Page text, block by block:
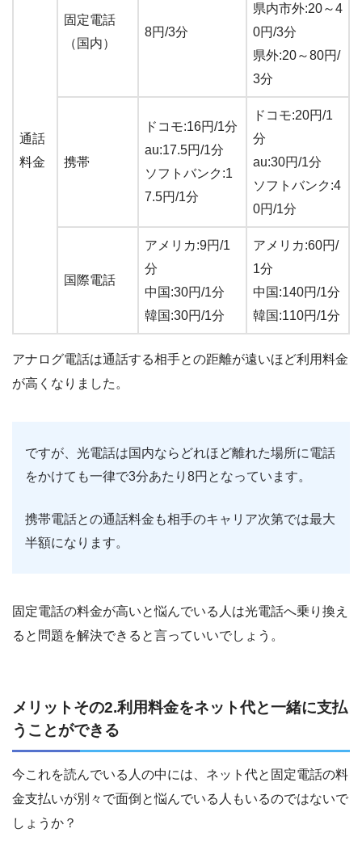
通話
料金
固定電話
（国内）
8円/3分
県内市外:20～4
0円/3分
県外:20～80円/
3分
携帯
ドコモ:16円/1分
au:17.5円/1分
ソフトバンク:1
7.5円/1分
ドコモ:20円/1
分
au:30円/1分
ソフトバンク:4
0円/1分
国際電話
アメリカ:9円/1
分
中国:30円/1分
韓国:30円/1分
アメリカ:60円/
1分
中国:140円/1分
韓国:110円/1分
アナログ電話は通話する相手との距離が遠いほど利用料金
が高くなりました。
ですが、光電話は国内ならどれほど離れた場所に電話
をかけても一律で3分あたり8円となっています。
携帯電話との通話料金も相手のキャリア次第では最大
半額になります。
固定電話の料金が高いと悩んでいる人は光電話へ乗り換え
ると問題を解決できると言っていいでしょう。
メリットその2.利用料金をネット代と一緒に支払
うことができる
今これを読んでいる人の中には、ネット代と固定電話の料
金支払いが別々で面倒と悩んでいる人もいるのではないで
しょうか？